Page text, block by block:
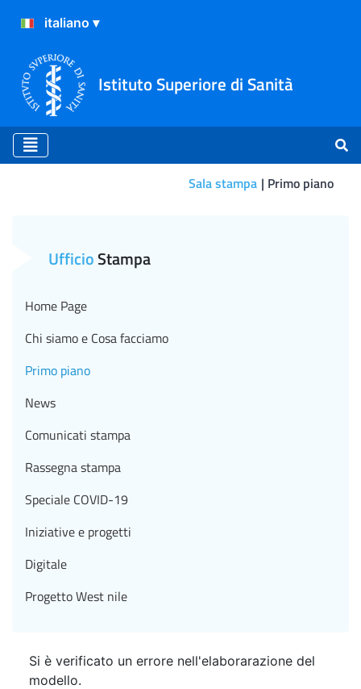
Istituto Superiore di Sanità
Sala stampa Primo piano
Si è verificato un errore nell'elaborarazione del
modello.
UfficioStampa
Home Page
Chi siamo e Cosa facciamo
Primo piano
News
Comunicati stampa
Rassegna stampa
Speciale COVID-19
Iniziative e progetti
Digitale
Progetto West nile